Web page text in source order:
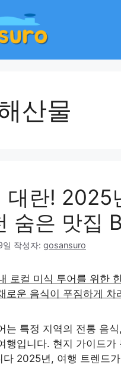
산물
대란! 2025
숨은 맛집
작성자: gosansuro
는 특정 지역의 전통 음
행입니다. 현지 가이드
다 2025년, 여행 트렌드